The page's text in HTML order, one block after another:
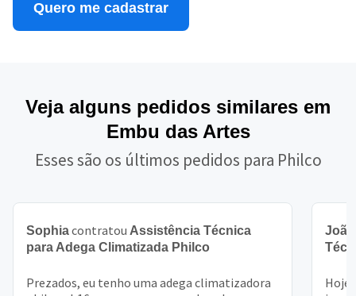
Quero me cadastrar
Veja alguns pedidos similares em
Embu das Artes
Esses são os últimos pedidos para Philco
Sophiacontratou Assistência Técnica
para Adega Climatizada Philco
Prezados, eu tenho uma adega climatizadora
Hoje